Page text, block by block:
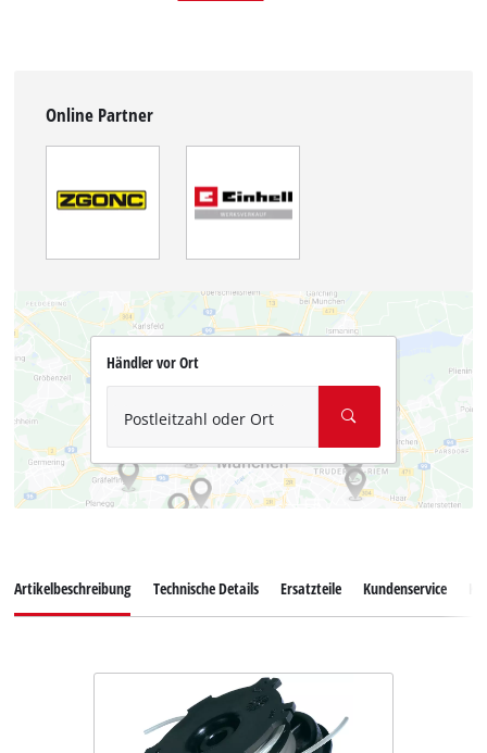
Online Partner
Händler vor Ort
Postleitzahl oder Ort
Artikelbeschreibung Technische Details Ersatzteile Kundenservice